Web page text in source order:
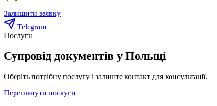
Залишити заявку
Telegram
Послуги
Супровід документів у Польщі
Оберіть потрібну послугу і залиште контакт для консультації.
Переглянути послуги